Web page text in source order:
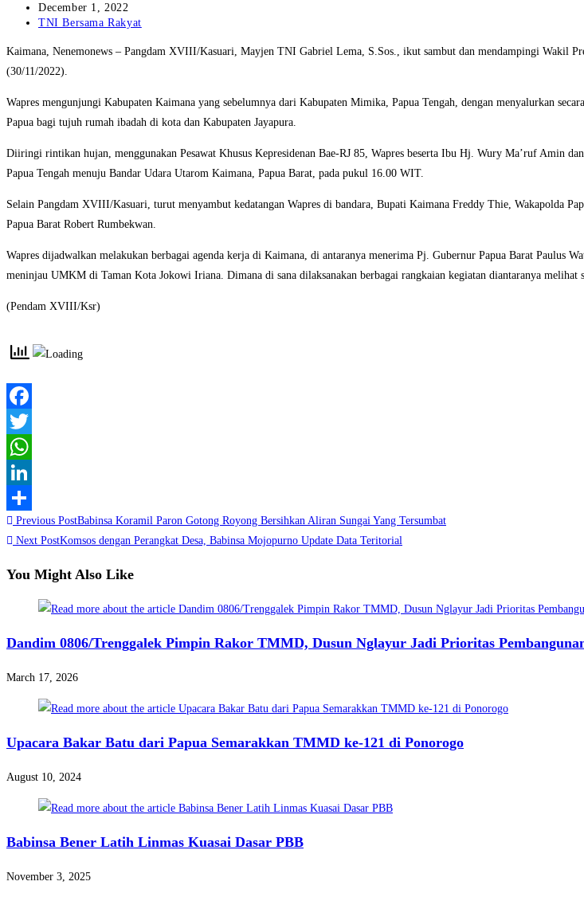
author:
Post
published:
December 1, 2022
Post
TNI Bersama Rakyat
Kaimana, Nenemonews – Pangdam XVIII/Kasuari, Mayjen TNI Gabriel Lema, S.Sos., ikut sambut dan mendampingi Wakil
(30/11/2022).
Wapres mengunjungi Kabupaten Kaimana yang sebelumnya dari Kabupaten Mimika, Papua Tengah, dengan menyalurkan
Papua bagi tujuh rumah ibadah di kota dan Kabupaten Jayapura.
Diiringi rintikan hujan, menggunakan Pesawat Khusus Kepresidenan Bae-RJ 85, Wapres beserta Ibu Hj. Wury Ma’ruf Amin
Papua Tengah menuju Bandar Udara Utarom Kaimana, Papua Barat, pada pukul 16.00 WIT.
Selain Pangdam XVIII/Kasuari, turut menyambut kedatangan Wapres di bandara, Bupati Kaimana Freddy Thie, Wakapolda
Papua Barat Robert Rumbekwan.
Wapres dijadwalkan melakukan berbagai agenda kerja di Kaimana, di antaranya menerima Pj. Gubernur Papua Barat Paulus
meninjau UMKM di Taman Kota Jokowi Iriana. Dimana di sana dilaksanakan berbagai rangkaian kegiatan diantaranya
(Pendam XVIII/Ksr)
Facebook
Twitter
WhatsApp
LinkedIn
Share
Read
more
articles
Previous PostBabinsa Koramil Paron Gotong Royong Bersihkan Aliran Sungai Yang Tersumbat
Next PostKomsos dengan Perangkat Desa, Babinsa Mojopurno Update Data Teritorial
You Might Also Like
Dandim 0806/Trenggalek Pimpin Rakor TMMD, Dusun Nglayur Jadi Prioritas
March 17, 2026
Upacara Bakar Batu dari Papua Semarakkan TMMD ke-121 di Ponorogo
August 10, 2024
Babinsa Bener Latih Linmas Kuasai Dasar PBB
November 3, 2025